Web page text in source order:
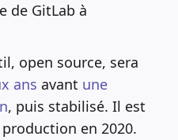
de GitLab à
open source, sera
ans avant une
, puis stabilisé. Il est
en 2020.